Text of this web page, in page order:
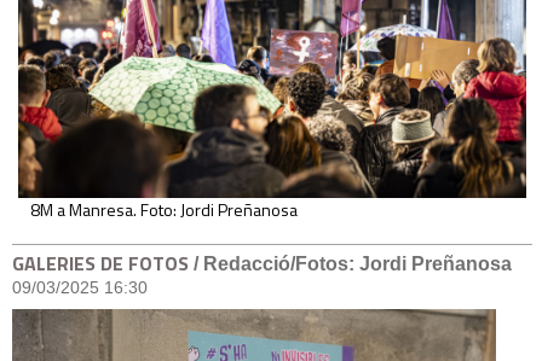
8M a Manresa. Foto: Jordi Preñanosa
GALERIES DE FOTOS / Redacció/Fotos: Jordi Preñanosa
09/03/2025 16:30